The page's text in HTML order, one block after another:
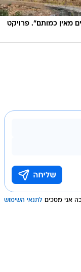
מאין כמותם". פרויקט
אני מסכים לתנאי השימוש